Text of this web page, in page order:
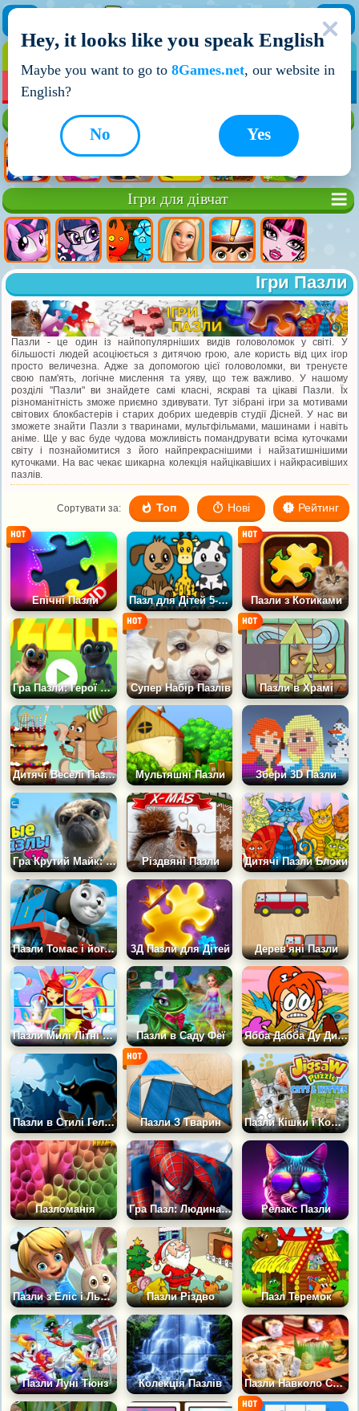
НОВІ ІГРИ
Ігри для дівчат
Ігри Пазли
Пазли - це один із найпопулярніших видів головоломок у світі. У
більшості людей асоціюється з дитячою грою, але користь від цих ігор
просто величезна. Адже за допомогою цієї головоломки, ви тренуєте
свою пам'ять, логічне мислення та уяву, що теж важливо. У нашому
розділі "Пазли" ви знайдете самі класні, яскраві та цікаві Пазли. Їх
різноманітність зможе приємно здивувати. Тут зібрані ігри за мотивами
світових блокбастерів і старих добрих шедеврів студії Дісней. У нас ви
зможете знайти Пазли з тваринами, мультфільмами, машинами і навіть
аніме. Ще у вас буде чудова можливість помандрувати всіма куточками
світу і познайомитися з його найпрекраснішими і найзатишнішими
куточками. На вас чекає шикарна колекція найцікавіших і найкрасивіших
пазлів.
Сортувати за: Топ Нові Рейтинг
Епічні Пазли Пазл для Дітей 5-6 років Пазли з Котиками
Гра Пазли: Герої Дісней Супер Набір Пазлів Пазли в Храмі
Дитячі Веселі Пазли Мультяшні Пазли Збери 3D Пазли
Гра Крутий Майк: Веселі Пазли Різдвяні Пазли Дитячі Пазли Блоки
Пазли Томас і його Друзі 3Д Пазли для Дітей Дерев'яні Пазли
Пазли Милі Літні Феї Пазли в Саду Феї Ябба Дабба Ду Динозаври: Пазли
Пазли в Стилі Геловіна Пазли З Тварин Пазли Кішки і Кошенята
Пазломанія Гра Пазл: Людина Павук Релакс Пазли
Пазли з Еліс і Льюїсом Пазли Різдво Пазл Теремок
Пазли Луні Тюнз Колекція Пазлів Пазли Навколо Світу
Hey, it looks like you speak English
Maybe you want to go to 8Games.net, our website in
English?
Yes
No